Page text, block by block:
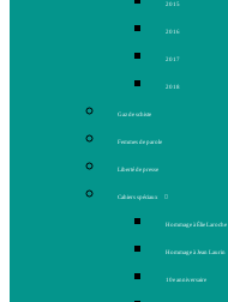
2015
2016
2017
2018
Gaz de schiste
Femmes de parole
Liberté de presse
Cahiers spéciaux
Hommage à Élie Laroche
Hommage à Jean Laurin
10e anniversaire